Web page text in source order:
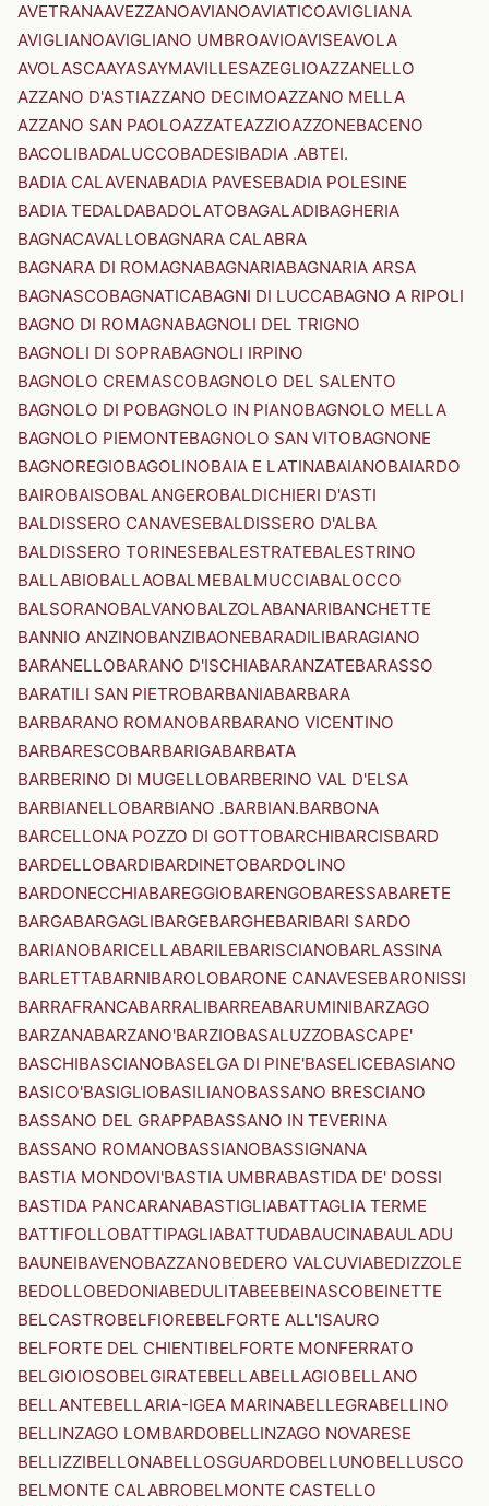
AVETRANAAVEZZANOAVIANOAVIATICOAVIGLIANA
AVIGLIANOAVIGLIANO UMBROAVIOAVISEAVOLA
AVOLASCAAYASAYMAVILLESAZEGLIOAZZANELLO
AZZANO D'ASTIAZZANO DECIMOAZZANO MELLA
AZZANO SAN PAOLOAZZATEAZZIOAZZONEBACENO
BACOLIBADALUCCOBADESIBADIA .ABTEI.
BADIA CALAVENABADIA PAVESEBADIA POLESINE
BADIA TEDALDABADOLATOBAGALADIBAGHERIA
BAGNACAVALLOBAGNARA CALABRA
BAGNARA DI ROMAGNABAGNARIABAGNARIA ARSA
BAGNASCOBAGNATICABAGNI DI LUCCABAGNO A RIPOLI
BAGNO DI ROMAGNABAGNOLI DEL TRIGNO
BAGNOLI DI SOPRABAGNOLI IRPINO
BAGNOLO CREMASCOBAGNOLO DEL SALENTO
BAGNOLO DI POBAGNOLO IN PIANOBAGNOLO MELLA
BAGNOLO PIEMONTEBAGNOLO SAN VITOBAGNONE
BAGNOREGIOBAGOLINOBAIA E LATINABAIANOBAIARDO
BAIROBAISOBALANGEROBALDICHIERI D'ASTI
BALDISSERO CANAVESEBALDISSERO D'ALBA
BALDISSERO TORINESEBALESTRATEBALESTRINO
BALLABIOBALLAOBALMEBALMUCCIABALOCCO
BALSORANOBALVANOBALZOLABANARIBANCHETTE
BANNIO ANZINOBANZIBAONEBARADILIBARAGIANO
BARANELLOBARANO D'ISCHIABARANZATEBARASSO
BARATILI SAN PIETROBARBANIABARBARA
BARBARANO ROMANOBARBARANO VICENTINO
BARBARESCOBARBARIGABARBATA
BARBERINO DI MUGELLOBARBERINO VAL D'ELSA
BARBIANELLOBARBIANO .BARBIAN.BARBONA
BARCELLONA POZZO DI GOTTOBARCHIBARCISBARD
BARDELLOBARDIBARDINETOBARDOLINO
BARDONECCHIABAREGGIOBARENGOBARESSABARETE
BARGABARGAGLIBARGEBARGHEBARIBARI SARDO
BARIANOBARICELLABARILEBARISCIANOBARLASSINA
BARLETTABARNIBAROLOBARONE CANAVESEBARONISSI
BARRAFRANCABARRALIBARREABARUMINIBARZAGO
BARZANABARZANO'BARZIOBASALUZZOBASCAPE'
BASCHIBASCIANOBASELGA DI PINE'BASELICEBASIANO
BASICO'BASIGLIOBASILIANOBASSANO BRESCIANO
BASSANO DEL GRAPPABASSANO IN TEVERINA
BASSANO ROMANOBASSIANOBASSIGNANA
BASTIA MONDOVI'BASTIA UMBRABASTIDA DE' DOSSI
BASTIDA PANCARANABASTIGLIABATTAGLIA TERME
BATTIFOLLOBATTIPAGLIABATTUDABAUCINABAULADU
BAUNEIBAVENOBAZZANOBEDERO VALCUVIABEDIZZOLE
BEDOLLOBEDONIABEDULITABEEBEINASCOBEINETTE
BELCASTROBELFIOREBELFORTE ALL'ISAURO
BELFORTE DEL CHIENTIBELFORTE MONFERRATO
BELGIOIOSOBELGIRATEBELLABELLAGIOBELLANO
BELLANTEBELLARIA-IGEA MARINABELLEGRABELLINO
BELLINZAGO LOMBARDOBELLINZAGO NOVARESE
BELLIZZIBELLONABELLOSGUARDOBELLUNOBELLUSCO
BELMONTE CALABROBELMONTE CASTELLO